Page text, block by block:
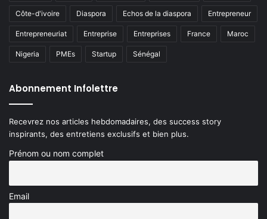
Côte-d'ivoire Diaspora Echos de la diaspora Entrepreneur
Entrepreneuriat Entreprise Entreprises France Maroc
Nigeria PMEs Startup Sénégal
Abonnement Infolettre
Recevrez nos articles hebdomadaires, des success story
inspirants, des entretiens exclusifs et bien plus.
Prénom ou nom complet
Email